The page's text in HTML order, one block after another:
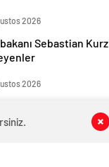
2026
Sebastian Kurz
2026